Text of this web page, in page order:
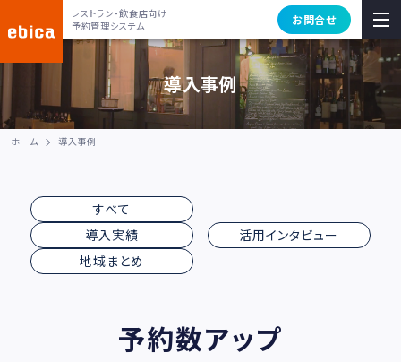
レストラン・飲食店向け
予約管理システム
お問合せ
導入事例
ホーム 導入事例
すべて
導入実績
活用インタビュー
地域まとめ
予約数アップ